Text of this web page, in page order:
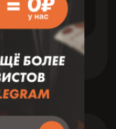
Дефенс Форс